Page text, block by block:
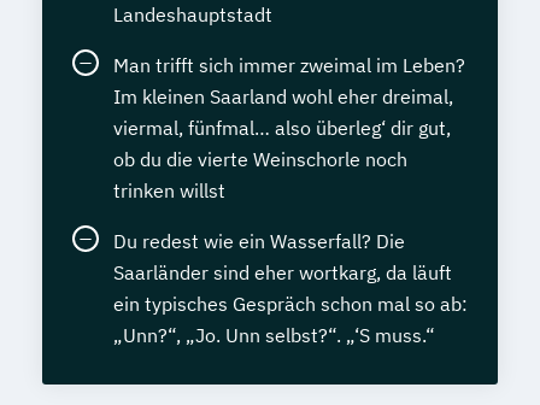
Landeshauptstadt
Man trifft sich immer zweimal im Leben?
Im kleinen Saarland wohl eher dreimal,
viermal, fünfmal… also überleg‘ dir gut,
ob du die vierte Weinschorle noch
trinken willst
Du redest wie ein Wasserfall? Die
Saarländer sind eher wortkarg, da läuft
ein typisches Gespräch schon mal so ab:
„Unn?“, „Jo. Unn selbst?“. „‘S muss.“